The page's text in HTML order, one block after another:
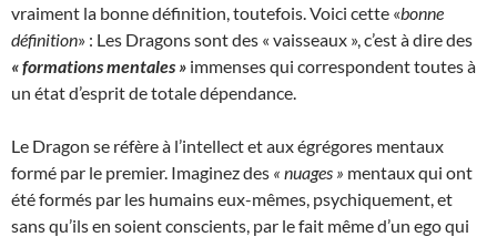
vraiment la bonne définition, toutefois. Voici cette «bonne
définition» : Les Dragons sont des « vaisseaux », c’est à dire des
« formations mentales » immenses qui correspondent toutes à
un état d’esprit de totale dépendance.
Le Dragon se réfère à l’intellect et aux égrégores mentaux
formé par le premier. Imaginez des « nuages » mentaux qui ont
été formés par les humains eux-mêmes, psychiquement, et
sans qu’ils en soient conscients, par le fait même d’un ego qui